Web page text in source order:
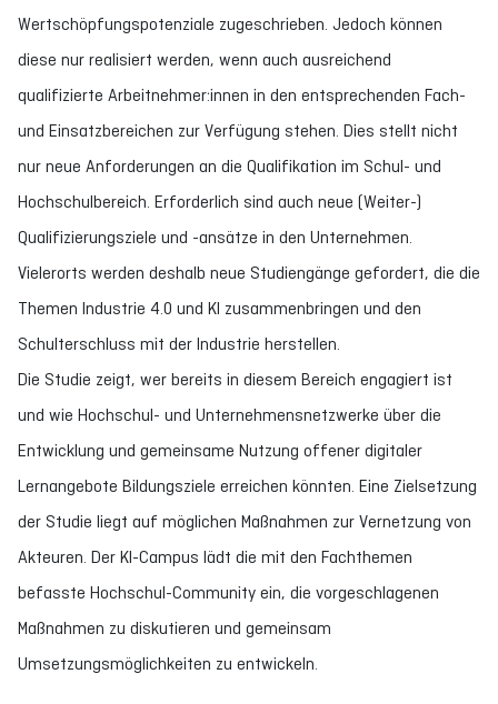
Wertschöpfungspotenziale zugeschrieben. Jedoch können
diese nur realisiert werden, wenn auch ausreichend
qualifizierte Arbeitnehmer:innen in den entsprechenden Fach-
und Einsatzbereichen zur Verfügung stehen. Dies stellt nicht
nur neue Anforderungen an die Qualifikation im Schul- und
Hochschulbereich. Erforderlich sind auch neue (Weiter-)
Qualifizierungsziele und -ansätze in den Unternehmen.
Vielerorts werden deshalb neue Studiengänge gefordert, die die
Themen Industrie 4.0 und KI zusammenbringen und den
Schulterschluss mit der Industrie herstellen.
Die Studie zeigt, wer bereits in diesem Bereich engagiert ist
und wie Hochschul- und Unternehmensnetzwerke über die
Entwicklung und gemeinsame Nutzung offener digitaler
Lernangebote Bildungsziele erreichen könnten. Eine Zielsetzung
der Studie liegt auf möglichen Maßnahmen zur Vernetzung von
Akteuren. Der KI-Campus lädt die mit den Fachthemen
befasste Hochschul-Community ein, die vorgeschlagenen
Maßnahmen zu diskutieren und gemeinsam
Umsetzungsmöglichkeiten zu entwickeln.